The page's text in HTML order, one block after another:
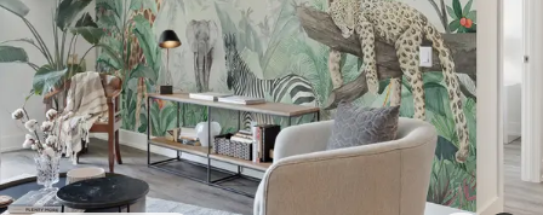
Premium vinyl
516.67310.00 kr/m²
Peel and Stick
666.67400.00kr/m²